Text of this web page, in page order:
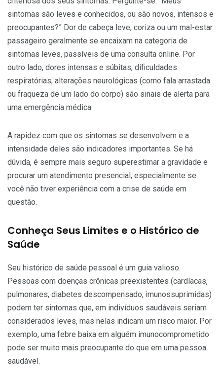
sintomas são leves e conhecidos, ou são novos, intensos e
preocupantes?” Dor de cabeça leve, coriza ou um mal-estar
passageiro geralmente se encaixam na categoria de
sintomas leves, passíveis de uma consulta online. Por
outro lado, dores intensas e súbitas, dificuldades
respiratórias, alterações neurológicas (como fala arrastada
ou fraqueza de um lado do corpo) são sinais de alerta para
uma emergência médica.
A rapidez com que os sintomas se desenvolvem e a
intensidade deles são indicadores importantes. Se há
dúvida, é sempre mais seguro superestimar a gravidade e
procurar um atendimento presencial, especialmente se
você não tiver experiência com a crise de saúde em
questão.
Conheça Seus Limites e o Histórico de
Saúde
Seu histórico de saúde pessoal é um guia valioso.
Pessoas com doenças crônicas preexistentes (cardíacas,
pulmonares, diabetes descompensado, imunossuprimidas)
podem ter sintomas que, em indivíduos saudáveis seriam
considerados leves, mas nelas indicam um risco maior. Por
exemplo, uma febre baixa em alguém imunocomprometido
pode ser muito mais preocupante do que em uma pessoa
saudável.